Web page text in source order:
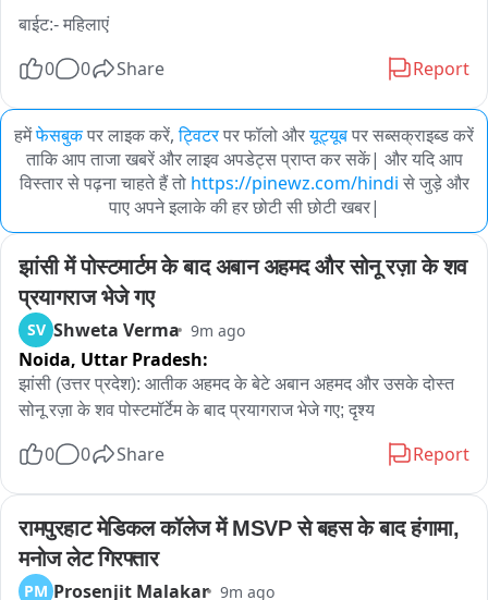
बाईट:- महिलाएं
0 0 Share Report
हमेंफेसबुकपर लाइक करें, ट्विटरपर फॉलो औरयूट्यूबपर सब्सक्राइब्ड करें
ताकि आप ताजा खबरें और लाइव अपडेट्स प्राप्त कर सकें| और यदि आप
विस्तार से पढ़ना चाहते हैं तो https://pinewz.com/hindi से जुड़े और
पाए अपने इलाके की हर छोटी सी छोटी खबर|
झांसी में पोस्टमार्टम के बाद अबान अहमद और सोनू रज़ा के शव
प्रयागराज भेजे गए
SV Shweta Verma 9m ago
Noida, Uttar Pradesh:
झांसी (उत्तर प्रदेश): आतीक अहमद के बेटे अबान अहमद और उसके दोस्त
सोनू रज़ा के शव पोस्टमॉर्टेम के बाद प्रयागराज भेजे गए; दृश्य
0 0 Share Report
रामपुरहाट मेडिकल कॉलेज में MSVP से बहस के बाद हंगामा,
मनोज लेट गिरफ्तार
PM Prosenjit Malakar 9m ago